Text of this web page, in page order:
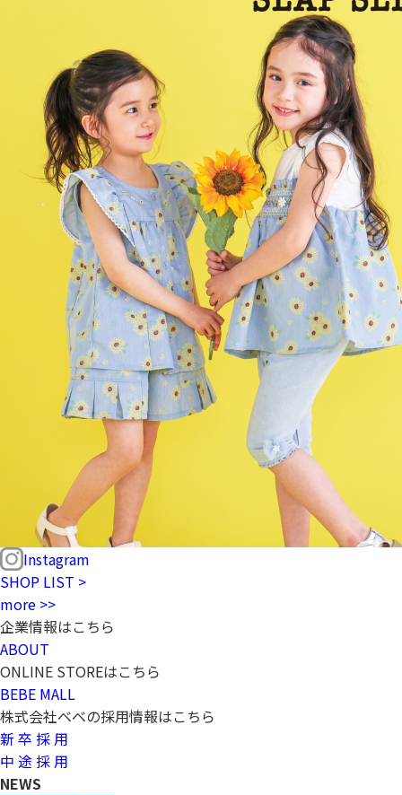
Instagram
SHOP LIST >
more >>
企業情報はこちら
ABOUT
ONLINE STOREはこちら
BEBE MALL
株式会社ベベの採用情報はこちら
新 卒 採 用
中 途 採 用
NEWS